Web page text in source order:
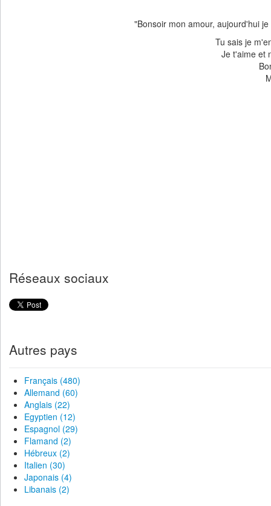
"Bonsoir mon amour, aujourd'hui
Tu sais je
Je t'aime et
Réseaux sociaux
Autres pays
Français (480)
Allemand (60)
Anglais (22)
Egyptien (12)
Espagnol (29)
Flamand (2)
Hébreux (2)
Italien (30)
Japonais (4)
Libanais (2)